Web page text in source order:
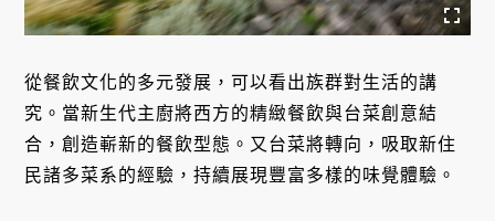
從餐飲文化的多元發展，可以看出族群對生活的講
究。當新生代主廚將西方的精緻餐飲與台菜創意結
合，創造嶄新的餐飲型態。又台菜將轉向，吸取新住
民諸多菜系的經驗，持續展現豐富多樣的味覺體驗。